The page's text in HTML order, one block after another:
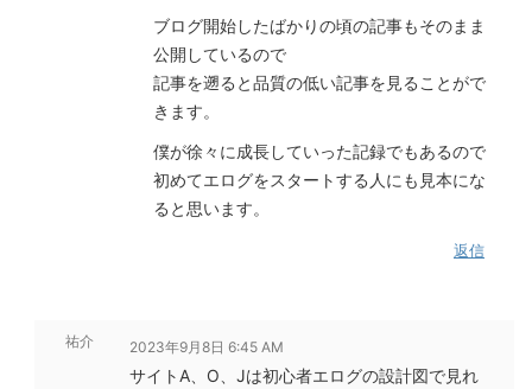
ブログ開始したばかりの頃の記事もそのまま
公開しているので
記事を遡ると品質の低い記事を見ることがで
きます。
僕が徐々に成長していった記録でもあるので
初めてエログをスタートする人にも見本にな
ると思います。
返信
祐介 2023年9月8日 6:45 AM
サイトA、O、Jは初心者エログの設計図で見れ